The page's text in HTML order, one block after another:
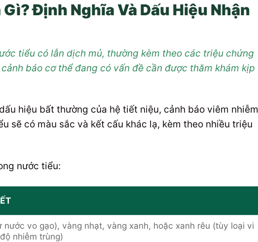
Gì? Định Nghĩa Và Dấu Hiệu Nhận
tiểu có lẫn dịch mủ, thường kèm theo các triệu chứng
báo cơ thể đang có vấn đề cần được thăm khám kịp
hiệu bất thường của hệ tiết niệu, cảnh báo viêm nhiễm
sẽ có màu sắc và kết cấu khác lạ, kèm theo nhiều triệu
nước tiểu:
nước vo gạo), vàng nhạt, vàng xanh, hoặc xanh rêu (tùy loại vi
nhiễm trùng)